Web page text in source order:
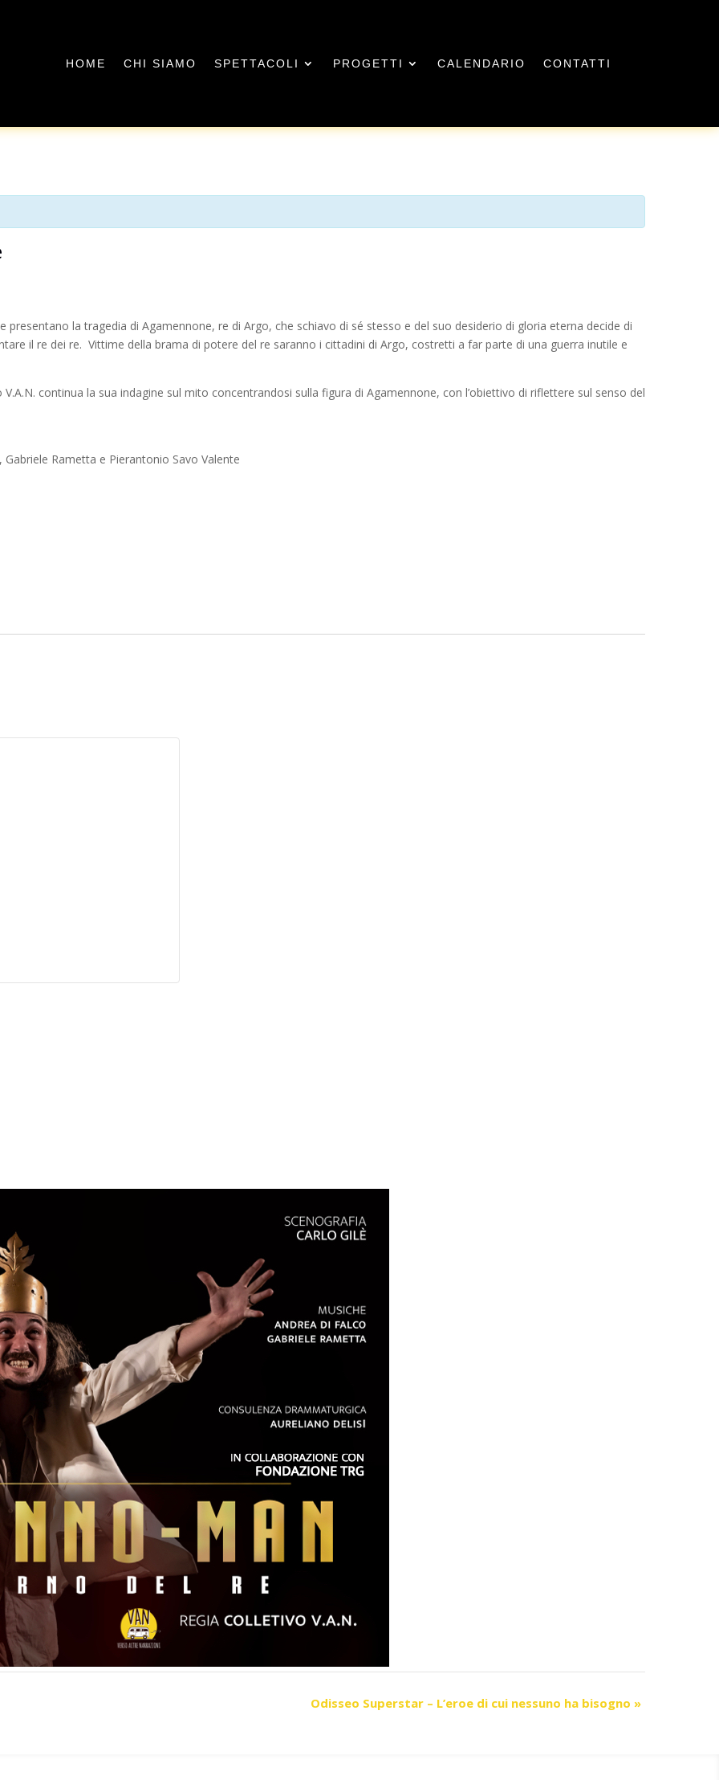
HOME CHI SIAMO SPETTACOLI PROGETTI CALENDARIO CONTATTI
la tragedia di Agamennone, re di Argo, che schiavo di sé stesso e del suo desiderio di gloria eterna decide di
il re dei re. Vittime della brama di potere del re saranno i cittadini di Argo, costretti a far parte di una guerra inutile e
continua la sua indagine sul mito concentrandosi sulla figura di Agamennone, con l’obiettivo di riflettere sul senso del
Rametta e Pierantonio Savo Valente
Odisseo Superstar – L’eroe di cui nessuno ha bisogno »